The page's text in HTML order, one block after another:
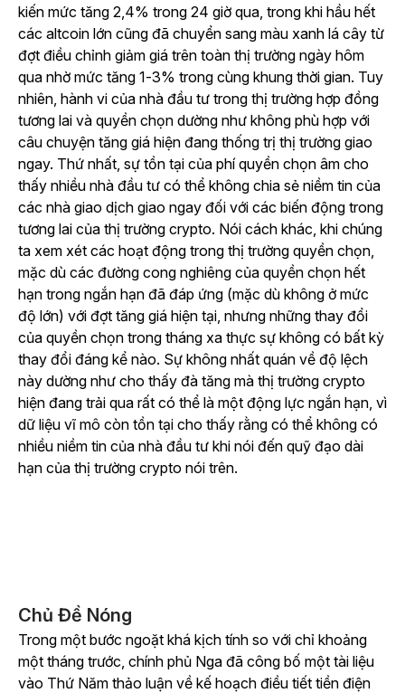
kiến mức tăng 2,4% trong 24 giờ qua, trong khi hầu hết
các altcoin lớn cũng đã chuyển sang màu xanh lá cây từ
đợt điều chỉnh giảm giá trên toàn thị trường ngày hôm
qua nhờ mức tăng 1-3% trong cùng khung thời gian. Tuy
nhiên, hành vi của nhà đầu tư trong thị trường hợp đồng
tương lai và quyền chọn dường như không phù hợp với
câu chuyện tăng giá hiện đang thống trị thị trường giao
ngay. Thứ nhất, sự tồn tại của phí quyền chọn âm cho
thấy nhiều nhà đầu tư có thể không chia sẻ niềm tin của
các nhà giao dịch giao ngay đối với các biến động trong
tương lai của thị trường crypto. Nói cách khác, khi chúng
ta xem xét các hoạt động trong thị trường quyền chọn,
mặc dù các đường cong nghiêng của quyền chọn hết
hạn trong ngắn hạn đã đáp ứng (mặc dù không ở mức
độ lớn) với đợt tăng giá hiện tại, nhưng những thay đổi
của quyền chọn trong tháng xa thực sự không có bất kỳ
thay đổi đáng kể nào. Sự không nhất quán về độ lệch
này dường như cho thấy đà tăng mà thị trường crypto
hiện đang trải qua rất có thể là một động lực ngắn hạn, vì
dữ liệu vĩ mô còn tồn tại cho thấy rằng có thể không có
nhiều niềm tin của nhà đầu tư khi nói đến quỹ đạo dài
hạn của thị trường crypto nói trên.
Chủ Đề Nóng
Trong một bước ngoặt khá kịch tính so với chỉ khoảng
một tháng trước, chính phủ Nga đã công bố một tài liệu
vào Thứ Năm thảo luận về kế hoạch điều tiết tiền điện